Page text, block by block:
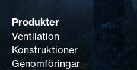
Produkter
Ventilation
Konstruktioner
Genomföringar